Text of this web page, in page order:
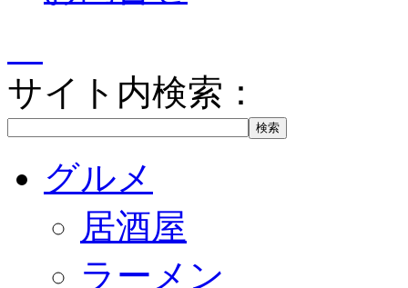
サイト内検索：
グルメ
居酒屋
ラーメン